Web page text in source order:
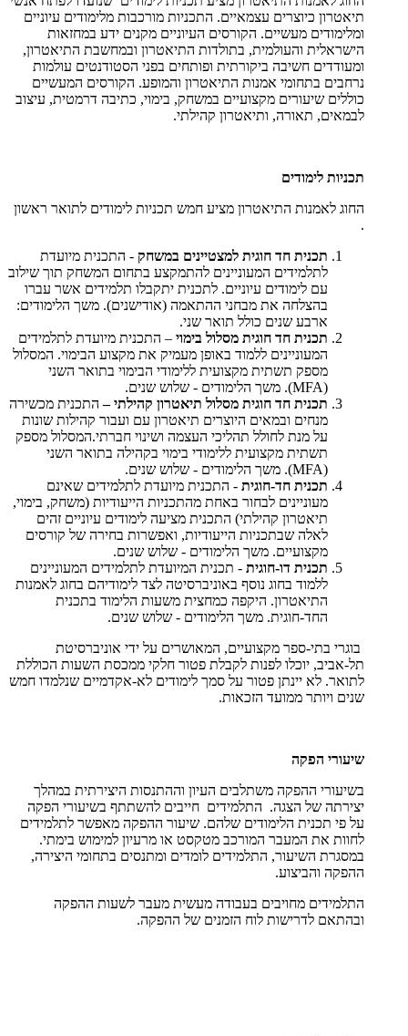
תיאטרון כיוצרים עצמאיים. התכניות מורכבות מלימודים עיוניים
ומלימודים מעשיים. הקורסים העיוניים מקנים ידע במחזאות
הישראלית והעולמית, בתולדות התיאטרון ובמחשבת התיאטרון,
ומעודדים חשיבה ביקורתית ופותחים בפני הסטודנטים עולמות
נרחבים בתחומי אמנות התיאטרון והמופע. הקורסים המעשיים
כוללים שיעורים מקצועיים במשחק, בימוי, כתיבה דרמטית, עיצוב
לבמאים, תאורה, ותיאטרון קהילתי.
תכניות לימודים
החוג לאמנות התיאטרון מציע חמש תכניות לימודים לתואר ראשון
.
תכנית חד חוגית למצטיינים במשחק - התכנית מיועדת
לתלמידים המעוניינים להתמקצע בתחום המשחק תוך שילוב
עם לימודים עיוניים. לתכנית יתקבלו תלמידים אשר עברו
בהצלחה את מבחני ההתאמה (אודישנים). משך הלימודים:
ארבע שנים כולל תואר שני.
תכנית חד חוגית מסלול בימוי – התכנית מיועדת לתלמידים
המעוניינים ללמוד באופן מעמיק את מקצוע הבימוי. המסלול
מספק תשתית מקצועית ללימודי הבימוי בתואר השני
(
MFA). משך הלימודים - שלוש שנים.
תכנית חד חוגית מסלול תיאטרון קהילתי –התכנית מכשירה
מנחים ובמאים היוצרים תיאטרון עם ועבור קהילות שונות
על מנת לחולל תהליכי העצמה ושינוי חברתי.המסלול מספק
תשתית מקצועית ללימודי בימוי בקהילה בתואר השני
MFA)). משך הלימודים - שלוש שנים.
תכנית חד-חוגית - התכנית מיועדת לתלמידים שאינם
מעוניינים לבחור באחת מהתכניות הייעודיות (משחק, בימוי,
תיאטרון קהילתי) התכנית מציעה לימודים עיוניים זהים
לאלה שבתכניות הייעודיות, ואפשרות בחירה של קורסים
מקצועיים. משך הלימודים - שלוש שנים.
תכנית דו-חוגית - תכנית המיועדת לתלמידים המעוניינים
ללמוד בחוג נוסף באוניברסיטה לצד לימודיהם בחוג לאמנות
התיאטרון. היקפה כמחצית משעות הלימוד בתכנית
החד-חוגית. משך הלימודים - שלוש שנים.
בוגרי בתי-ספר מקצועיים, המאושרים על ידי אוניברסיטת
תל-אביב, יוכלו לפנות לקבלת פטור חלקי ממכסת השעות הכוללת
לתואר. לא יינתן פטור על סמך לימודים לא-אקדמיים שנלמדו חמש
שנים ויותר ממועד הזכאות.
שיעורי הפקה
בשיעורי ההפקה משתלבים העיון וההתנסות היצירתית במהלך
יצירתה של הצגה. התלמידים חייבים להשתתף בשיעורי הפקה
על פי תכנית הלימודים שלהם. שיעור ההפקה מאפשר לתלמידים
לחוות את המעבר המורכב מטקסט או מרעיון למימוש בימתי.
במסגרת השיעור, התלמידים לומדים ומתנסים בתחומי היצירה,
ההפקה והביצוע.
התלמידים מחויבים בעבודה מעשית מעבר לשעות ההפקה
ובהתאם לדרישות לוח הזמנים של ההפקה.